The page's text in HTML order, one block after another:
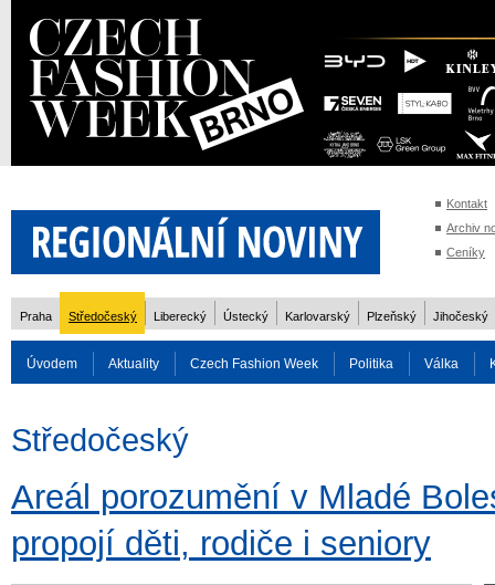
Kontakt
Archiv
Ceníky
Praha Středočeský Liberecký Ústecký Karlovarský Plzeňský Jihočeský
Úvodem Aktuality Czech Fashion Week Politika Válka
Rozhovory
Středočeský
Areál porozumění v Mladé
propojí děti, rodiče i seniory